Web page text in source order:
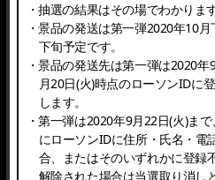
・抽選の結果はその場でわかります
・景品の発送は第一弾2020年10
下旬予定です。
・景品の発送先は第一弾は2020
月20日(火)時点のローソンIDに
します。
・第一弾は2020年9月22日(火)ま
にローソンIDに住所・氏名・電
合、またはそのいずれかに登録
解除された場合は当選取り消し